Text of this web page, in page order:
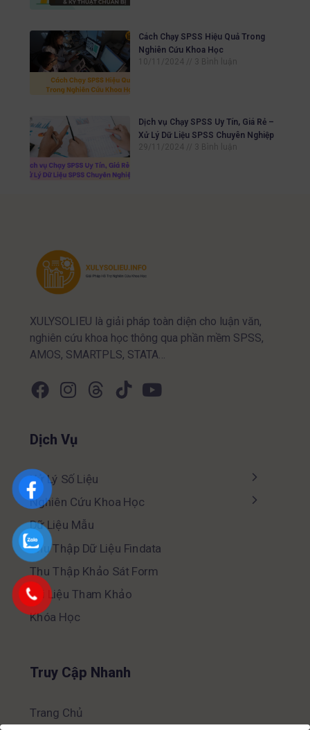
Cách Chạy SPSS Hiệu Quả Trong
Nghiên Cứu Khoa Học
10/11/2024
3 Bình luận
Dịch vụ Chạy SPSS Uy Tín, Giá Rẻ –
Xử Lý Dữ Liệu SPSS Chuyên Nghiệp
29/11/2024
3 Bình luận
XULYSOLIEU là giải pháp toàn diện cho luận văn,
nghiên cứu khoa học thông qua phần mềm SPSS,
AMOS, SMARTPLS, STATA…
Dịch Vụ
Xử Lý Số Liệu
Nghiên Cứu Khoa Học
Dữ Liệu Mẫu
Thu Thập Dữ Liệu Findata
Thu Thập Khảo Sát Form
Tài Liệu Tham Khảo
Khóa Học
Truy Cập Nhanh
Trang Chủ